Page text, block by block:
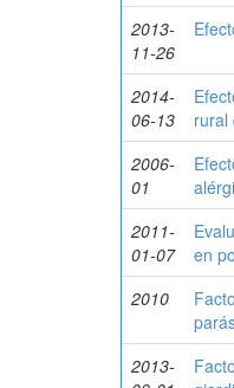
2013-
11-26
2014-
06-13
rural
2006-
01
2011-
01-07
en
2010
2013-